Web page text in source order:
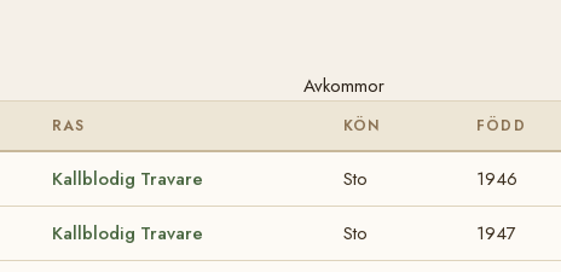
Avkommor
RAS KÖN FÖDD
Kallblodig Travare Sto 1946
Kallblodig Travare Sto 1947